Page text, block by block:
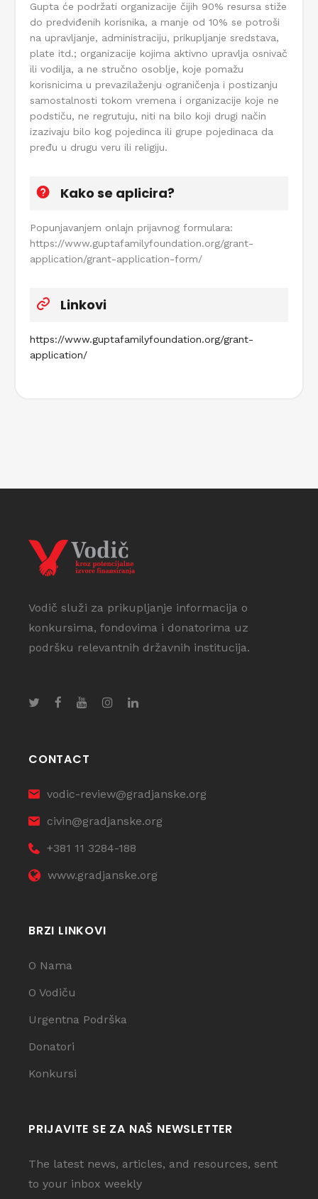
Gupta će podržati organizacije čijih 90% resursa stiže
do predviđenih korisnika, a manje od 10% se potroši
na upravljanje, administraciju, prikupljanje sredstava,
plate itd.; organizacije kojima aktivno upravlja osnivač
ili vodilja, a ne stručno osoblje, koje pomažu
korisnicima u prevazilaženju ograničenja i postizanju
samostalnosti tokom vremena i organizacije koje ne
podstiču, ne regrutuju, niti na bilo koji drugi način
izazivaju bilo kog pojedinca ili grupe pojedinaca da
pređu u drugu veru ili religiju.
Kako se aplicira?
Popunjavanjem onlajn prijavnog formulara:
https://www.guptafamilyfoundation.org/grant-
application/grant-application-form/
Linkovi
https://www.guptafamilyfoundation.org/grant-
application/
Vodič služi za prikupljanje informacija o
konkursima, fondovima i donatorima uz
podršku relevantnih državnih institucija.
CONTACT
vodic-review@gradjanske.org
civin@gradjanske.org
+381 11 3284-188
www.gradjanske.org
BRZI LINKOVI
O Nama
O Vodiču
Urgentna Podrška
Donatori
Konkursi
PRIJAVITE SE ZA NAŠ NEWSLETTER
The latest news, articles, and resources, sent
to your inbox weekly